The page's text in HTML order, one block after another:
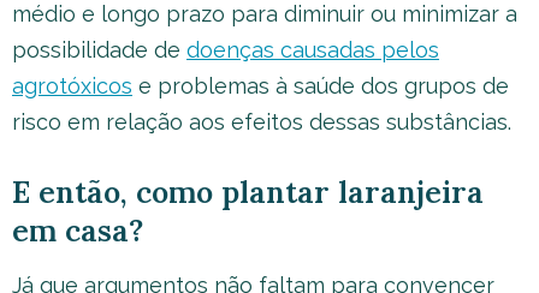
médio e longo prazo para diminuir ou minimizar a
possibilidade de doenças causadas pelos
agrotóxicos e problemas à saúde dos grupos de
risco em relação aos efeitos dessas substâncias.
E então, como plantar laranjeira
em casa?
Já que argumentos não faltam para convencer